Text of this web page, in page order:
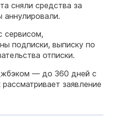
сняли средства за
аннулировали.
сервисом,
подписки, выписку по
отписки.
— до 360 дней с
заявление